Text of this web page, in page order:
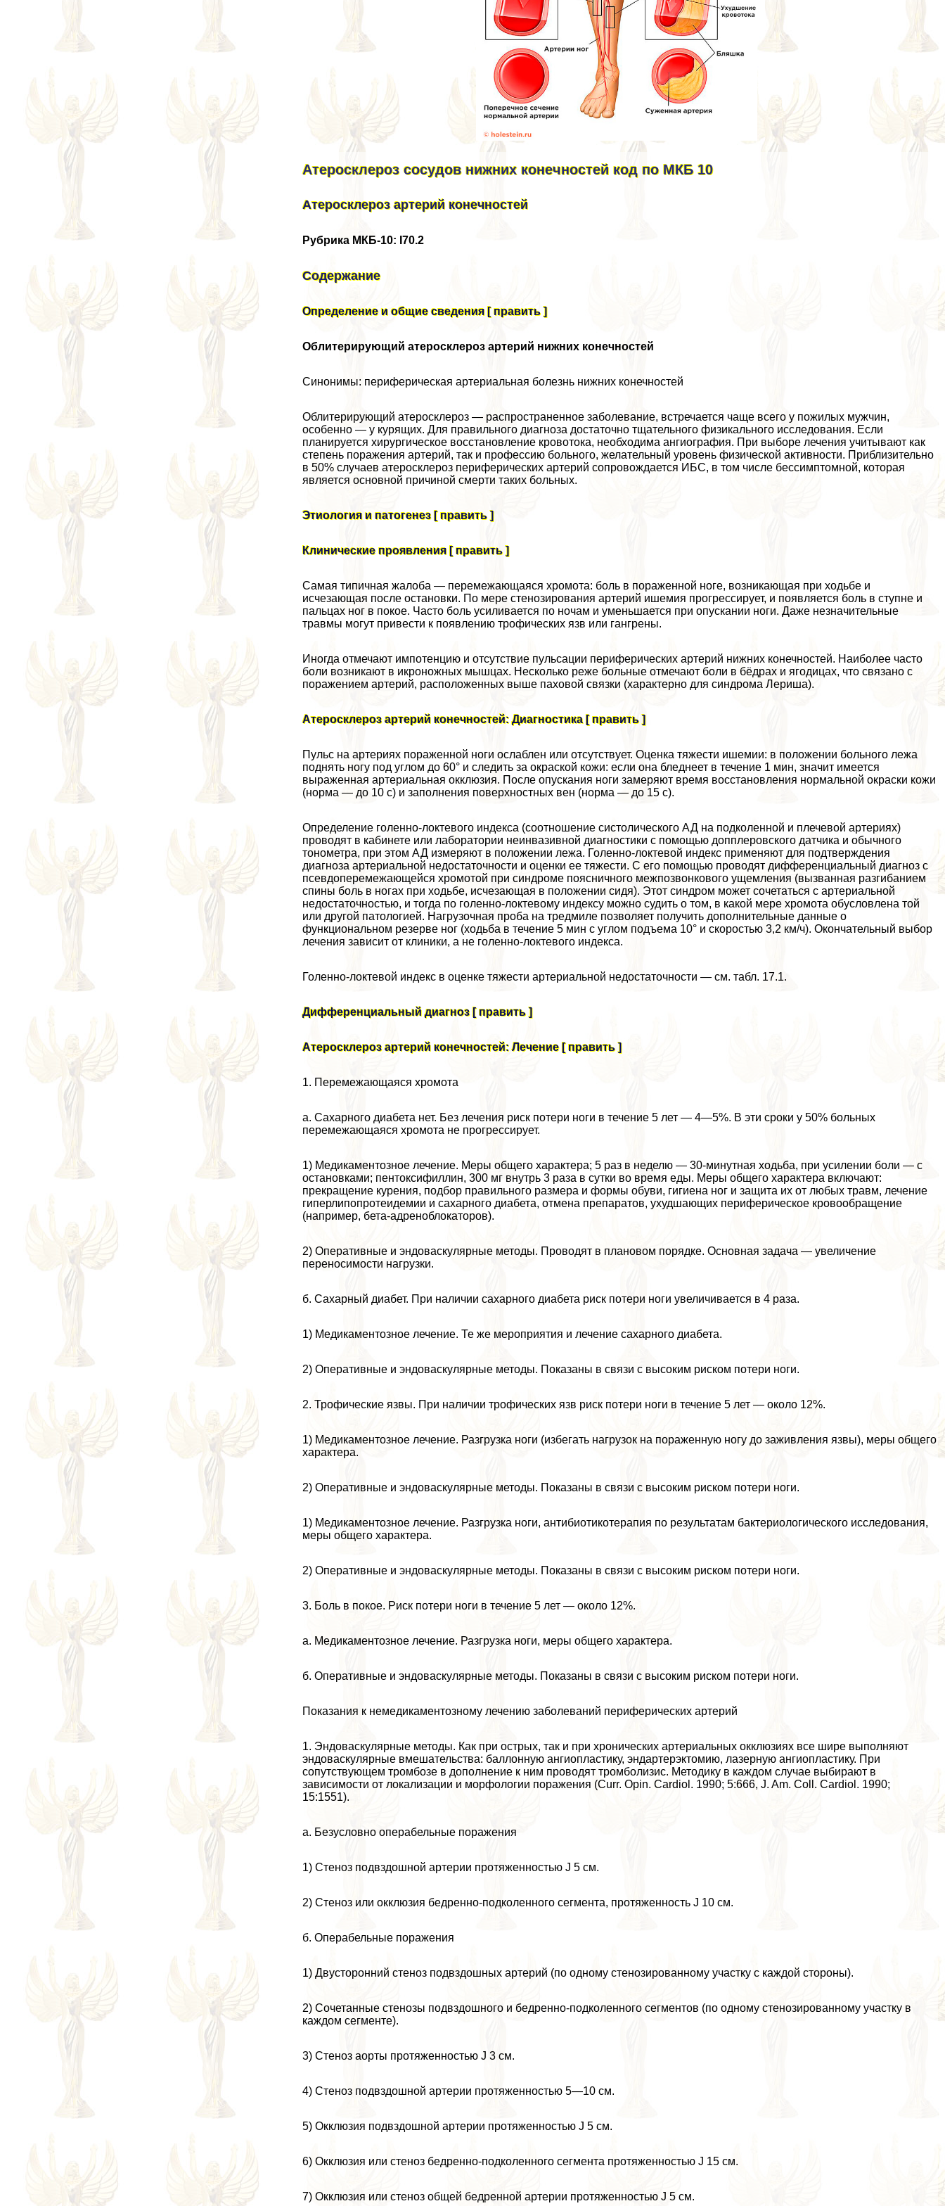
Атеросклероз сосудов нижних конечностей код по МКБ 10
Атеросклероз артерий конечностей
Рубрика МКБ-10: I70.2
Содержание
Определение и общие сведения [ править ]
Облитерирующий атеросклероз артерий нижних конечностей
Синонимы: периферическая артериальная болезнь нижних конечностей
Облитерирующий атеросклероз — распространенное заболевание, встречается чаще всего у пожилых мужчин,
особенно — у курящих. Для правильного диагноза достаточно тщательного физикального исследования. Если
планируется хирургическое восстановление кровотока, необходима ангиография. При выборе лечения учитывают как
степень поражения артерий, так и профессию больного, желательный уровень физической активности. Приблизительно
в 50% случаев атеросклероз периферических артерий сопровождается ИБС, в том числе бессимптомной, которая
является основной причиной cмepти таких больных.
Этиология и патогенез [ править ]
Клинические проявления [ править ]
Самая типичная жалоба — перемежающаяся хромота: боль в пораженной ноге, возникающая при ходьбе и
исчезающая после остановки. По мере стенозирования артерий ишемия прогрессирует, и появляется боль в ступне и
пальцах ног в покое. Часто боль усиливается по ночам и уменьшается при опускании ноги. Даже незначительные
травмы могут привести к появлению трофических язв или гангрены.
Иногда отмечают импотенцию и отсутствие пульсации периферических артерий нижних конечностей. Наиболее часто
боли возникают в икроножных мышцах. Несколько реже больные отмечают боли в бёдрах и ягoдицах, что связано с
поражением артерий, расположенных выше паховой связки (хаpaктерно для синдрома Лериша).
Атеросклероз артерий конечностей: Диагностика [ править ]
Пульс на артериях пораженной ноги ослаблен или отсутствует. Оценка тяжести ишемии: в положении больного лежа
поднять ногу под углом до 60° и следить за окраской кожи: если она бледнеет в течение 1 мин, значит имеется
выраженная артериальная окклюзия. После опускания ноги замеряют время восстановления нормальной окраски кожи
(норма — до 10 с) и заполнения поверхностных вен (норма — до 15 с).
Определение голенно-локтевого индекса (соотношение систолического АД на подколенной и плечевой артериях)
проводят в кабинете или лаборатории неинвазивной диагностики с помощью допплеровского датчика и обычного
тонометра, при этом АД измеряют в положении лежа. Голенно-локтевой индекс применяют для подтверждения
диагноза артериальной недостаточности и оценки ее тяжести. С его помощью проводят дифференциальный диагноз с
псевдоперемежающейся хромотой при синдроме поясничного межпозвонкового ущемления (вызванная разгибанием
спины боль в ногах при ходьбе, исчезающая в положении сидя). Этот синдром может сочетаться с артериальной
недостаточностью, и тогда по голенно-локтевому индексу можно судить о том, в какой мере хромота обусловлена той
или другой патологией. Нагрузочная проба на тредмиле позволяет получить дополнительные данные о
функциональном резерве ног (ходьба в течение 5 мин с углом подъема 10° и скоростью 3,2 км/ч). Окончательный выбор
лечения зависит от клиники, а не голенно-локтевого индекса.
Голенно-локтевой индекс в оценке тяжести артериальной недостаточности — см. табл. 17.1.
Дифференциальный диагноз [ править ]
Атеросклероз артерий конечностей: Лечение [ править ]
1. Перемежающаяся хромота
а. Сахарного диабета нет. Без лечения риск потери ноги в течение 5 лет — 4—5%. В эти сроки у 50% больных
перемежающаяся хромота не прогрессирует.
1) Медикаментозное лечение. Меры общего хаpaктера; 5 раз в неделю — 30-минутная ходьба, при усилении боли — с
остановками; пентоксифиллин, 300 мг внутрь 3 раза в сутки во время еды. Меры общего хаpaктера включают:
прекращение курения, подбор правильного размера и формы обуви, гигиена ног и защита их от любых травм, лечение
гиперлипопротеидемии и сахарного диабета, отмена препаратов, ухудшающих периферическое кровообращение
(например, бета-адреноблокаторов).
2) Оперативные и эндоваскулярные методы. Проводят в плановом порядке. Основная задача — увеличение
переносимости нагрузки.
б. Сахарный диабет. При наличии сахарного диабета риск потери ноги увеличивается в 4 раза.
1) Медикаментозное лечение. Те же мероприятия и лечение сахарного диабета.
2) Оперативные и эндоваскулярные методы. Показаны в связи с высоким риском потери ноги.
2. Трофические язвы. При наличии трофических язв риск потери ноги в течение 5 лет — около 12%.
1) Медикаментозное лечение. Разгрузка ноги (избегать нагрузок на пораженную ногу до заживления язвы), меры общего
хаpaктера.
2) Оперативные и эндоваскулярные методы. Показаны в связи с высоким риском потери ноги.
1) Медикаментозное лечение. Разгрузка ноги, антибиотикотерапия по результатам бактериологического исследования,
меры общего хаpaктера.
2) Оперативные и эндоваскулярные методы. Показаны в связи с высоким риском потери ноги.
3. Боль в покое. Риск потери ноги в течение 5 лет — около 12%.
а. Медикаментозное лечение. Разгрузка ноги, меры общего хаpaктера.
б. Оперативные и эндоваскулярные методы. Показаны в связи с высоким риском потери ноги.
Показания к немедикаментозному лечению заболеваний периферических артерий
1. Эндоваскулярные методы. Как при острых, так и при хронических артериальных окклюзиях все шире выполняют
эндоваскулярные вмешательства: баллонную ангиопластику, эндартерэктомию, лазерную ангиопластику. При
сопутствующем тромбозе в дополнение к ним проводят тромболизис. Методику в каждом случае выбирают в
зависимости от локализации и морфологии поражения (Curr. Opin. Cardiol. 1990; 5:666, J. Am. Coll. Cardiol. 1990;
15:1551).
а. Безусловно операбельные поражения
1) Стеноз подвздошной артерии протяженностью Ј 5 см.
2) Стеноз или окклюзия бедренно-подколенного сегмента, протяженность Ј 10 см.
б. Операбельные поражения
1) Двусторонний стеноз подвздошных артерий (по одному стенозированному участку с каждой стороны).
2) Сочетанные стенозы подвздошного и бедренно-подколенного сегментов (по одному стенозированному участку в
каждом сегменте).
3) Стеноз аорты протяженностью Ј 3 см.
4) Стеноз подвздошной артерии протяженностью 5—10 см.
5) Окклюзия подвздошной артерии протяженностью Ј 5 см.
6) Окклюзия или стеноз бедренно-подколенного сегмента протяженностью Ј 15 см.
7) Окклюзия или стеноз общей бедренной артерии протяженностью Ј 5 см.